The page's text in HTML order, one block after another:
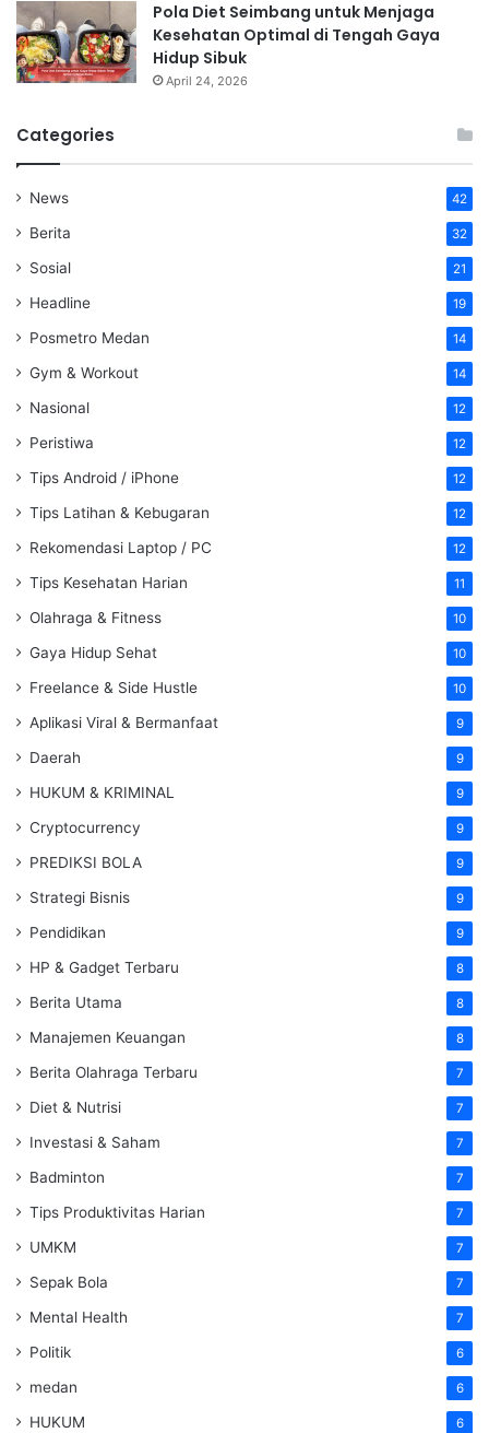
Pola Diet Seimbang untuk Menjaga
Kesehatan Optimal di Tengah Gaya
Hidup Sibuk
April 24, 2026
Categories
News 42
Berita 32
Sosial 21
Headline 19
Posmetro Medan 14
Gym & Workout 14
Nasional 12
Peristiwa 12
Tips Android / iPhone 12
Tips Latihan & Kebugaran 12
Rekomendasi Laptop / PC 12
Tips Kesehatan Harian 11
Olahraga & Fitness 10
Gaya Hidup Sehat 10
Freelance & Side Hustle 10
Aplikasi Viral & Bermanfaat 9
Daerah 9
HUKUM & KRIMINAL 9
Cryptocurrency 9
PREDIKSI BOLA 9
Strategi Bisnis 9
Pendidikan 9
HP & Gadget Terbaru 8
Berita Utama 8
Manajemen Keuangan 8
Berita Olahraga Terbaru 7
Diet & Nutrisi 7
Investasi & Saham 7
Badminton 7
Tips Produktivitas Harian 7
UMKM 7
Sepak Bola 7
Mental Health 7
Politik 6
medan 6
HUKUM 6